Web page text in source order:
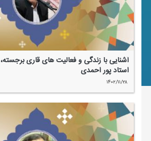
آشنایی با زندگی و فعالیت های قاری برجسته،
استاد پور احمدی
۱۴۰۲/۱۱/۲۸